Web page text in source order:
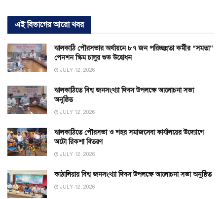
এই বিভাগের আরো খবর
ঝালকাঠি পৌরসভার অর্থায়নে ৮৭ জন পরিচ্ছন্নতা কর্মীর “সমতা”
পেনশন স্কিম চালুর শুভ উদ্বোধন
JULY 12, 2026
ঝালকাঠিতে বিশ্ব জনসংখ্যা দিবস উপলক্ষে আলোচনা সভা
অনুষ্ঠিত
JULY 12, 2026
ঝালকাঠিতে পৌরসভা ও শহর সমাজসেবা কার্যালয়ের উদ্যোগে
অটো রিকশা বিতরণ
JULY 12, 2026
কাঠালিয়ায় বিশ্ব জনসংখ্যা দিবস উপলক্ষে আলোচনা সভা অনুষ্ঠিত
JULY 12, 2026